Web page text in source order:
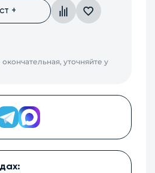
+
уточняйте у